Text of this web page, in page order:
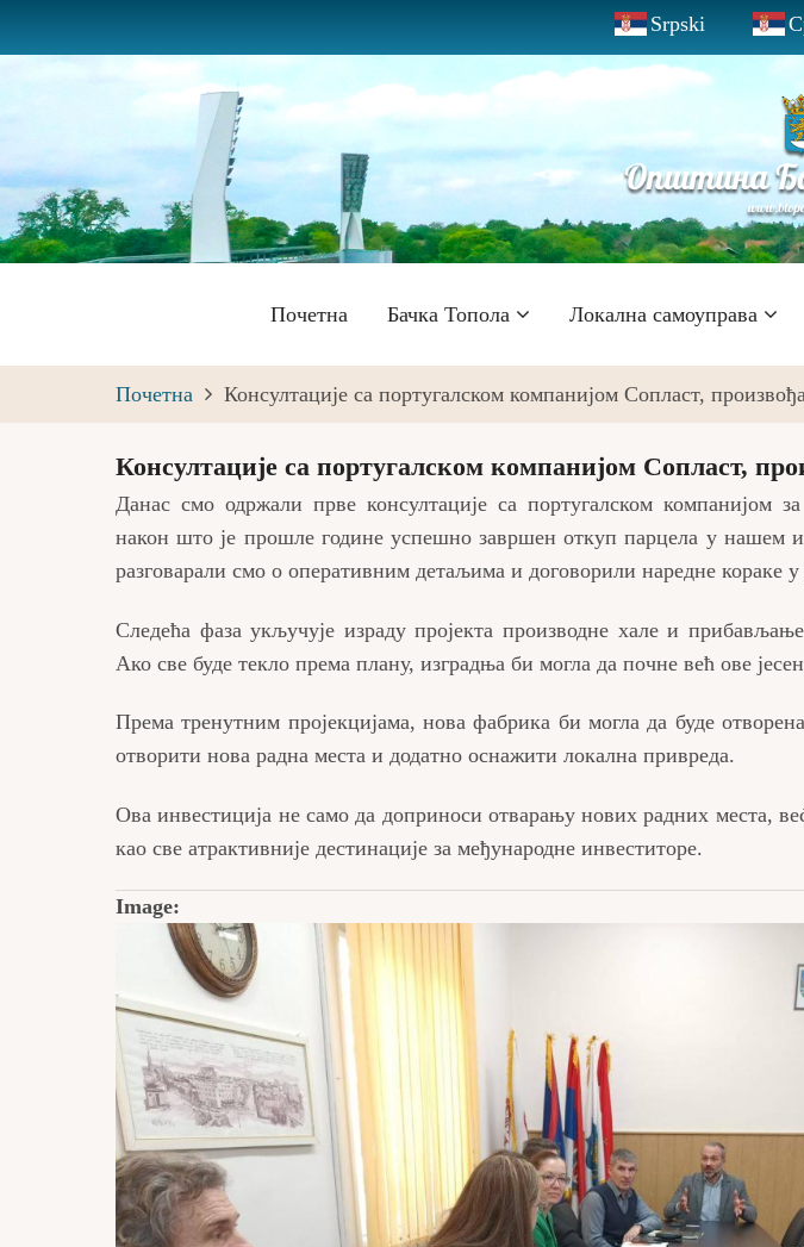
to
main
content
Srpski
Главна
навигација
Почетна Бачка Топола Локална самоуправа
Почетна Консултације са португалском компанијом Сопласт,
Консултације са португалском компанијом Сопласт,
Данас смо одржали прве консултације са португалском компанијом
након што је прошле године успешно завршен откуп парцела у нашем
разговарали смо о оперативним детаљима и договорили наредне кораке у
Следећа фаза укључује израду пројекта производне хале и
Ако све буде текло према плану, изградња би могла да почне већ ове
Према тренутним пројекцијама, нова фабрика би могла да буде
отворити нова радна места и додатно оснажити локална привреда.
Ова инвестиција не само да доприноси отварању нових радних места,
као све атрактивније дестинације за међународне инвеститоре.
Image